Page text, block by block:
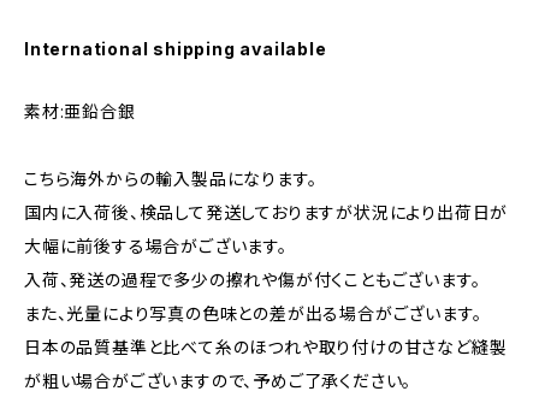
International shipping available
素材:亜鉛合銀
こちら海外からの輸入製品になります。
国内に入荷後、検品して発送しておりますが状況により出荷日が
大幅に前後する場合がございます。
入荷、発送の過程で多少の擦れや傷が付くこともございます。
また、光量により写真の色味との差が出る場合がございます。
日本の品質基準と比べて糸のほつれや取り付けの甘さなど縫製
が粗い場合がございますので、予めご了承ください。